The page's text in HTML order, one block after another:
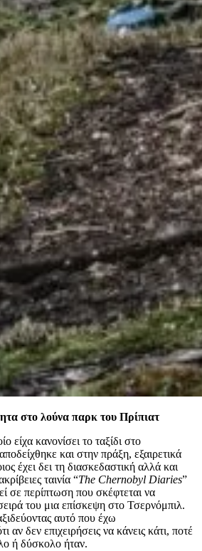
στο λούνα παρκ του Πρίπιατ
είχα κανονίσει το ταξίδι στο
και στην πράξη, εξαιρετικά
έχει δει τη διασκεδαστική αλλά και
ταινία “The Chernobyl Diaries”
σε περίπτωση που σκέφτεται να
του μια επίσκεψη στο Τσερνόμπιλ.
αυτό που έχω
αν δεν επιχειρήσεις να κάνεις κάτι, ποτέ
ή δύσκολο ήταν.